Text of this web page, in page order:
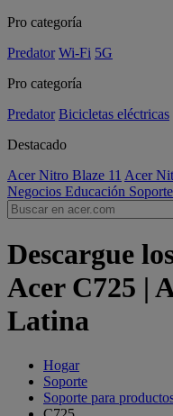
Pro categoría
Predator Wi-Fi 5G
Pro categoría
Predator Bicicletas eléctricas
Destacado
Acer Nitro Blaze 11 Acer
Negocios Educación Soporte
Descargue
Acer C725 |
Latina
Hogar
Soporte
Soporte para